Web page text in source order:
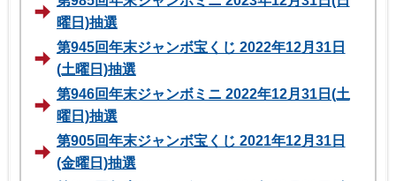
曜日)抽選
第945回年末ジャンボ宝くじ 2022年12月31日
(土曜日)抽選
第946回年末ジャンボミニ 2022年12月31日(土
曜日)抽選
第905回年末ジャンボ宝くじ 2021年12月31日
(金曜日)抽選